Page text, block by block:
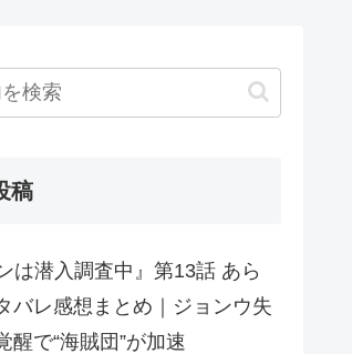
稿
は潜入調査中』第13話 あら
バレ感想まとめ｜ジョンウ失
醒で“海賊団”が加速